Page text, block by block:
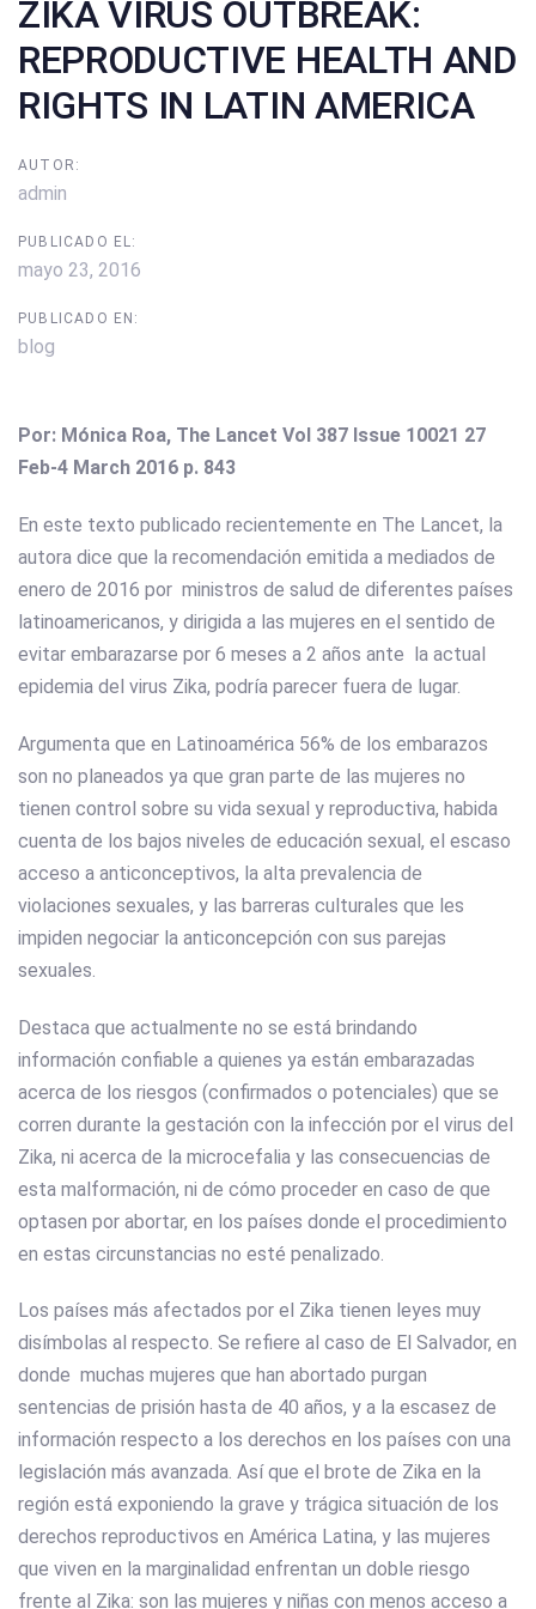
ZIKA VIRUS OUTBREAK:
REPRODUCTIVE HEALTH AND
RIGHTS IN LATIN AMERICA
AUTOR:
admin
PUBLICADO EL:
mayo 23, 2016
PUBLICADO EN:
blog
Por: Mónica Roa, The Lancet Vol 387 Issue 10021 27
Feb-4 March 2016 p. 843
En este texto publicado recientemente en The Lancet, la
autora dice que la recomendación emitida a mediados de
enero de 2016 por ministros de salud de diferentes países
latinoamericanos, y dirigida a las mujeres en el sentido de
evitar embarazarse por 6 meses a 2 años ante la actual
epidemia del virus Zika, podría parecer fuera de lugar.
Argumenta que en Latinoamérica 56% de los embarazos
son no planeados ya que gran parte de las mujeres no
tienen control sobre su vida sexual y reproductiva, habida
cuenta de los bajos niveles de educación sexual, el escaso
acceso a anticonceptivos, la alta prevalencia de
violaciones sexuales, y las barreras culturales que les
impiden negociar la anticoncepción con sus parejas
sexuales.
Destaca que actualmente no se está brindando
información confiable a quienes ya están embarazadas
acerca de los riesgos (confirmados o potenciales) que se
corren durante la gestación con la infección por el virus del
Zika, ni acerca de la microcefalia y las consecuencias de
esta malformación, ni de cómo proceder en caso de que
optasen por abortar, en los países donde el procedimiento
en estas circunstancias no esté penalizado.
Los países más afectados por el Zika tienen leyes muy
disímbolas al respecto. Se refiere al caso de El Salvador, en
donde muchas mujeres que han abortado purgan
sentencias de prisión hasta de 40 años, y a la escasez de
información respecto a los derechos en los países con una
legislación más avanzada. Así que el brote de Zika en la
región está exponiendo la grave y trágica situación de los
derechos reproductivos en América Latina, y las mujeres
que viven en la marginalidad enfrentan un doble riesgo
frente al Zika: son las mujeres y niñas con menos acceso a